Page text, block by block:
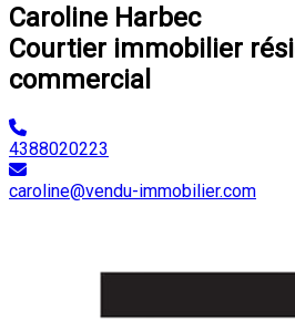
Caroline Harbec
Courtier immobilier
commercial
4388020223
caroline@vendu-immobilier.com